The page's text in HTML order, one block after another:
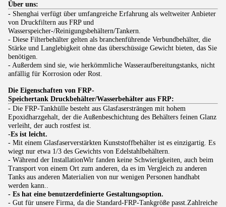
Über uns:
- Shenghai verfügt über umfangreiche Erfahrung als weltweiter Anbieter
von Druckfiltern aus FRP und
Wasserspeicher-/Reinigungsbehältern/Tankern.
- Diese Filterbehälter gelten als branchenführende Verbundbehälter, die
Stärke und Langlebigkeit ohne das überschüssige Gewicht bieten, das Sie
benötigen.
- Außerdem sind sie, wie herkömmliche Wasseraufbereitungstanks, nicht
anfällig für Korrosion oder Rost.
Die Eigenschaften von FRP-
Speichertank Druckbehälter/Wasserbehälter aus FRP:
- Die FRP-Tankhülle besteht aus Glasfasersträngen mit hohem
Epoxidharzgehalt, der die Außenbeschichtung des Behälters feinen Glanz
verleiht, der auch rostfest ist.
-Es ist leicht.
- Mit einem Glasfaserverstärkten Kunststoffbehälter ist es einzigartig. Es
wiegt nur etwa 1/3 des Gewichts von Edelstahlbehältern.
- Während der InstallationWir fanden keine Schwierigkeiten, auch beim
Transport von einem Ort zum anderen, da es im Vergleich zu anderen
Tanks aus anderen Materialien von nur wenigen Personen handhabt
werden kann..
- Es hat eine benutzerdefinierte Gestaltungsoption.
- Gut für unsere Firma, da die Standard-FRP-Tankgröße passt.Zahlreiche